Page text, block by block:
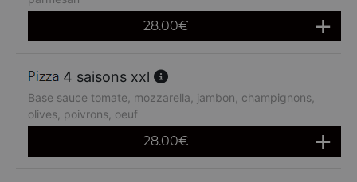
28.00€
4 saisons xxl
Base sauce tomate, mozzarella, jambon, champignons,
olives, poivrons, oeuf
28.00€